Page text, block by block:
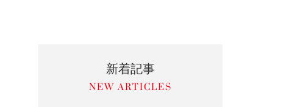
新着記事